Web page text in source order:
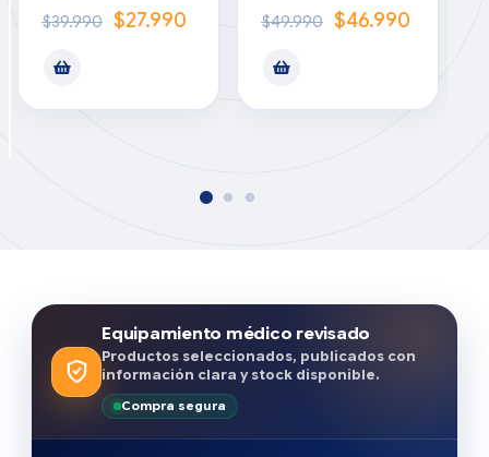
$39.990 $27.990 $49.990 $46.990
Equipamiento médico revisado
Productos seleccionados, publicados con
información clara y stock disponible.
Compra segura